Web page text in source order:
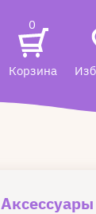
0
Корзина
Аксессуары